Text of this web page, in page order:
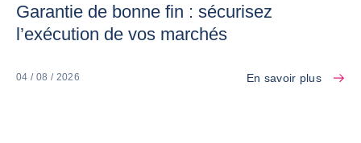
Garantie de bonne fin : sécurisez
l’exécution de vos marchés
04 / 08 / 2026 En savoir plus